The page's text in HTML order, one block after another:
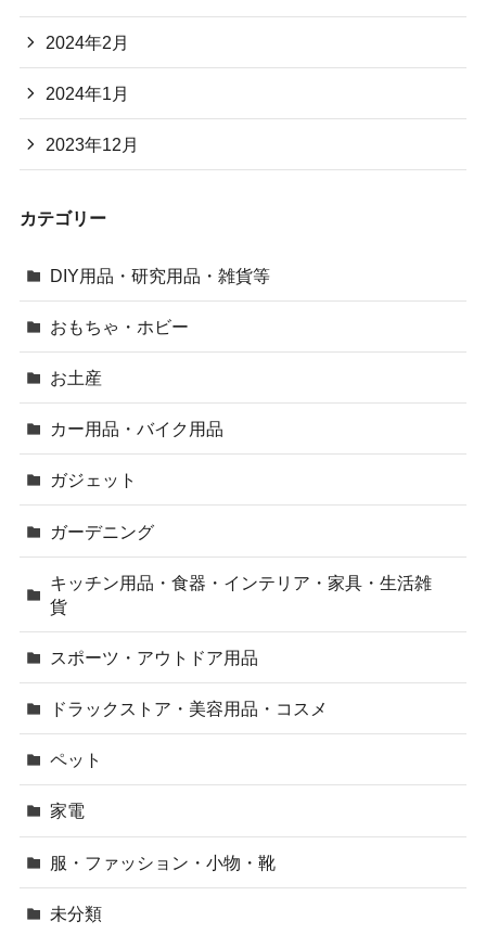
2024年2月
2024年1月
2023年12月
カテゴリー
DIY用品・研究用品・雑貨等
おもちゃ・ホビー
お土産
カー用品・バイク用品
ガジェット
ガーデニング
キッチン用品・食器・インテリア・家具・生活雑
貨
スポーツ・アウトドア用品
ドラックストア・美容用品・コスメ
ペット
家電
服・ファッション・小物・靴
未分類